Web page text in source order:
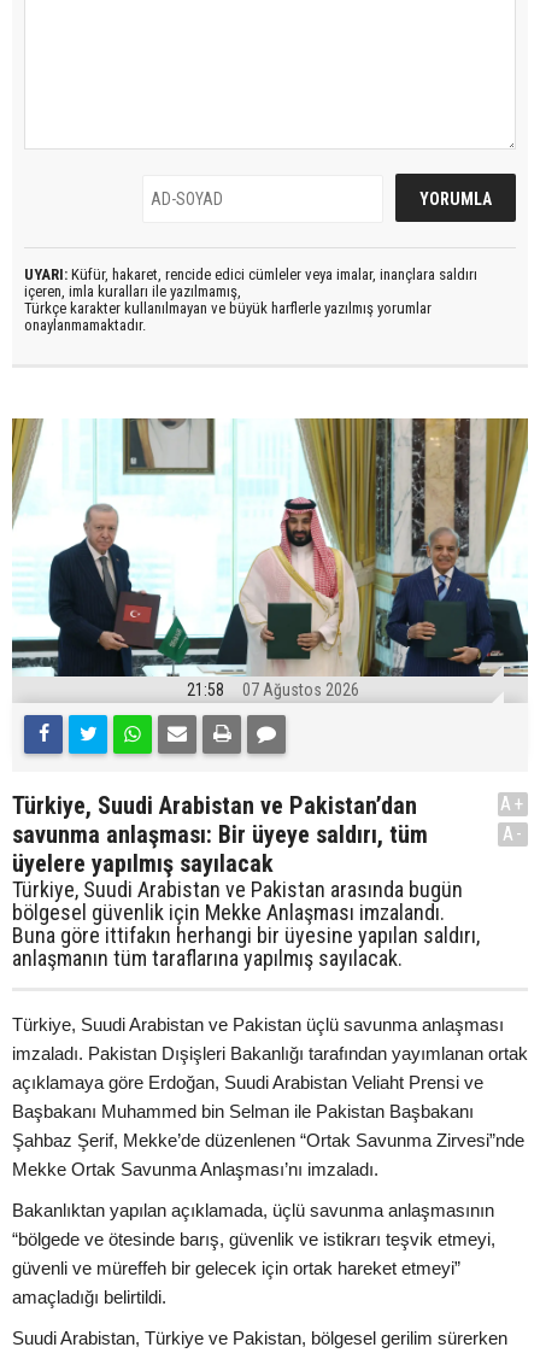
UYARI: Küfür, hakaret, rencide edici cümleler veya imalar, inançlara saldırı
içeren, imla kuralları ile yazılmamış,
Türkçe karakter kullanılmayan ve büyük harflerle yazılmış yorumlar
onaylanmamaktadır.
21:58 07 Ağustos 2026
Türkiye, Suudi Arabistan ve Pakistan’dan
savunma anlaşması: Bir üyeye saldırı, tüm
üyelere yapılmış sayılacak
Türkiye, Suudi Arabistan ve Pakistan arasında bugün
bölgesel güvenlik için Mekke Anlaşması imzalandı.
Buna göre ittifakın herhangi bir üyesine yapılan saldırı,
anlaşmanın tüm taraflarına yapılmış sayılacak.
A+
A-
Türkiye, Suudi Arabistan ve Pakistan üçlü savunma anlaşması
imzaladı. Pakistan Dışişleri Bakanlığı tarafından yayımlanan ortak
açıklamaya göre Erdoğan, Suudi Arabistan Veliaht Prensi ve
Başbakanı Muhammed bin Selman ile Pakistan Başbakanı
Şahbaz Şerif, Mekke’de düzenlenen “Ortak Savunma Zirvesi”nde
Mekke Ortak Savunma Anlaşması’nı imzaladı.
Bakanlıktan yapılan açıklamada, üçlü savunma anlaşmasının
“bölgede ve ötesinde barış, güvenlik ve istikrarı teşvik etmeyi,
güvenli ve müreffeh bir gelecek için ortak hareket etmeyi”
amaçladığı belirtildi.
Suudi Arabistan, Türkiye ve Pakistan, bölgesel gerilim sürerken